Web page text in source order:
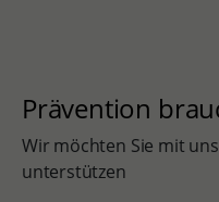
Prävention
Wir möchten Sie mit
unterstützen